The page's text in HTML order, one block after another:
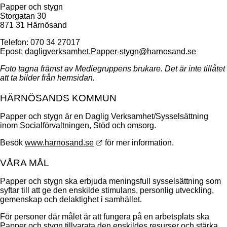
Papper och stygn
Storgatan 30
871 31 Härnösand
Telefon: 070 34 27017
Epost: dagligverksamhet.Papper-stygn@harnosand.se
Foto tagna främst av Mediegruppens brukare. Det är inte tillåtet
att ta bilder från hemsidan.
HÄRNÖSANDS KOMMUN
Papper och stygn är en Daglig Verksamhet/Sysselsättning
inom Socialförvaltningen, Stöd och omsorg.
Besök www.harnosand.se Länk till annan webbplats.
för mer information.
VÅRA MÅL
Papper och stygn ska erbjuda meningsfull sysselsättning som
syftar till att ge den enskilde stimulans, personlig utveckling,
gemenskap och delaktighet i samhället.
För personer där målet är att fungera på en arbetsplats ska